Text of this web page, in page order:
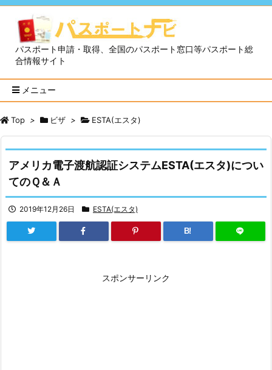
パスポート申請・取得、全国のパスポート窓口等パスポート総
合情報サイト
メニュー
Top > ビザ > ESTA(エスタ)
アメリカ電子渡航認証システムESTA(エスタ)につい
てのＱ＆Ａ
2019年12月26日 ESTA(エスタ)
B!
スポンサーリンク